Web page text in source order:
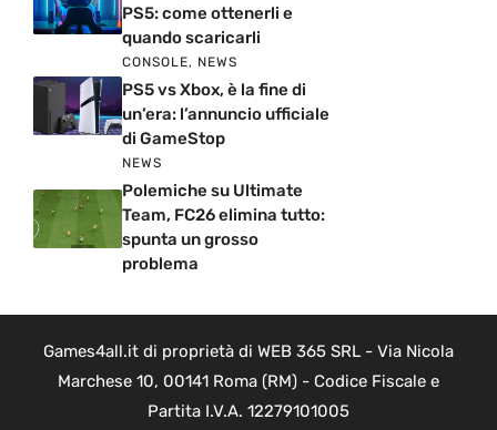
PS5: come ottenerli e
quando scaricarli
CONSOLE, NEWS
PS5 vs Xbox, è la fine di
un’era: l’annuncio ufficiale
di GameStop
NEWS
Polemiche su Ultimate
Team, FC26 elimina tutto:
spunta un grosso
problema
Games4all.it di proprietà di WEB 365 SRL - Via Nicola
Marchese 10, 00141 Roma (RM) - Codice Fiscale e
Partita I.V.A. 12279101005